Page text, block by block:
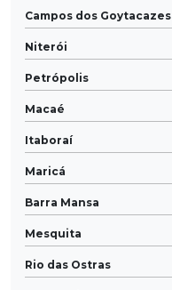
Campos dos Goytacazes
Niterói
Petrópolis
Macaé
Itaboraí
Maricá
Barra Mansa
Mesquita
Rio das Ostras